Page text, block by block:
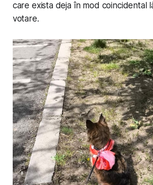
care exista deja în mod coincidental
votare.